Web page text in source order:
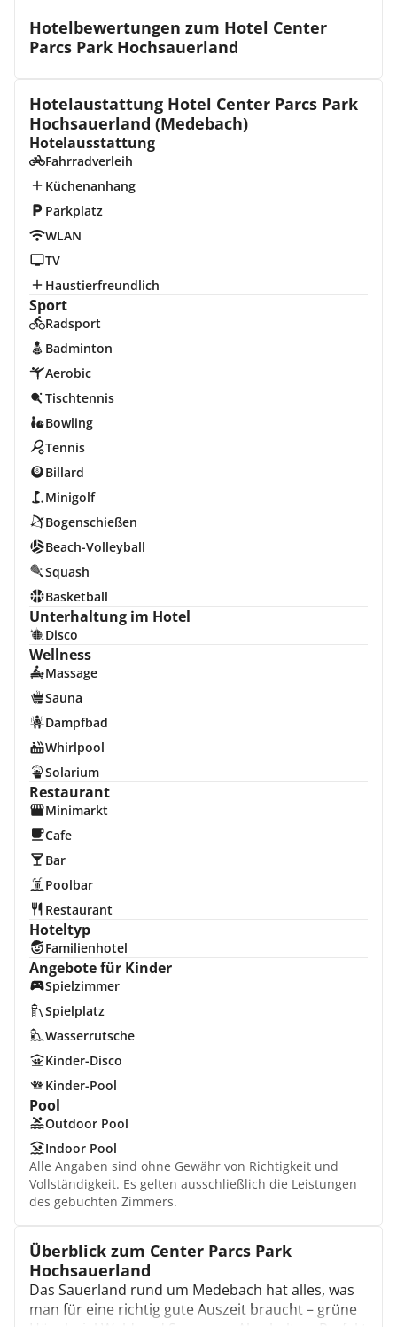
Hotelbewertungen zum Hotel Center
Parcs Park Hochsauerland
Hotelaustattung Hotel Center Parcs Park
Hochsauerland (Medebach)
Hotelausstattung
Fahrradverleih
Küchenanhang
Parkplatz
WLAN
TV
Haustierfreundlich
Sport
Radsport
Badminton
Aerobic
Tischtennis
Bowling
Tennis
Billard
Minigolf
Bogenschießen
Beach-Volleyball
Squash
Basketball
Unterhaltung im Hotel
Disco
Wellness
Massage
Sauna
Dampfbad
Whirlpool
Solarium
Restaurant
Minimarkt
Cafe
Bar
Poolbar
Restaurant
Hoteltyp
Familienhotel
Angebote für Kinder
Spielzimmer
Spielplatz
Wasserrutsche
Kinder-Disco
Kinder-Pool
Pool
Outdoor Pool
Indoor Pool
Alle Angaben sind ohne Gewähr von Richtigkeit und
Vollständigkeit. Es gelten ausschließlich die Leistungen
des gebuchten Zimmers.
Überblick zum Center Parcs Park
Hochsauerland
Das Sauerland rund um Medebach hat alles, was
man für eine richtig gute Auszeit braucht – grüne